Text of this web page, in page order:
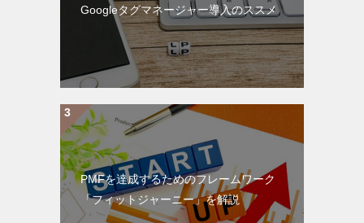
Googleタグマネージャー導入のススメ
PMFを達成するためのフレームワーク
「フィットジャーニー」を解説